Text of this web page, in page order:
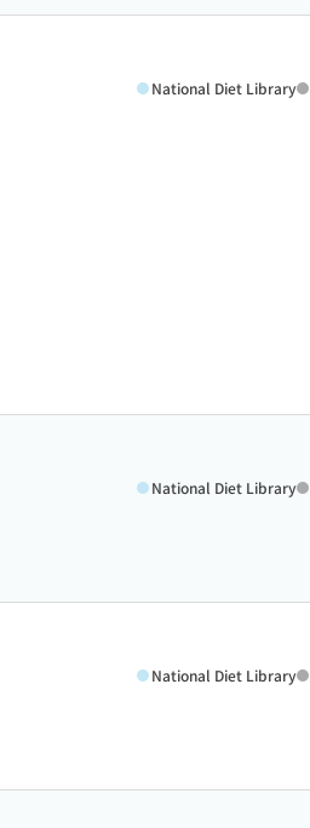
National Diet Library
National Diet Library
National Diet Library